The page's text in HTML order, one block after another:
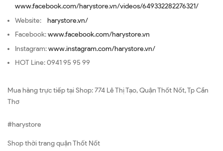
www.facebook.com/harystore.vn/videos/649332282276321/
Website: harystore.vn/
Facebook:www.facebook.com/harystore.vn
Instagram:www.instagram.com/harystore.vn/
HOT Line: 0941 95 95 99
Mua hàng trực tiếp tại Shop: 774 Lê Thị Tạo, Quận Thốt Nốt, Tp Cần
Thơ
#harystore
Shop thời trang quận Thốt Nốt